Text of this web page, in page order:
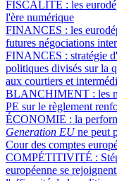
FISCALITÉ : les
l'ère numérique
FINANCES : les
futures négociations
FINANCES : stratégie
politiques divisés sur la
aux courtiers et
BLANCHIMENT : les
PE sur le règlement
ÉCONOMIE : la
Generation EUne peut
Cour des comptes
COMPÉTITIVITÉ :
européenne se